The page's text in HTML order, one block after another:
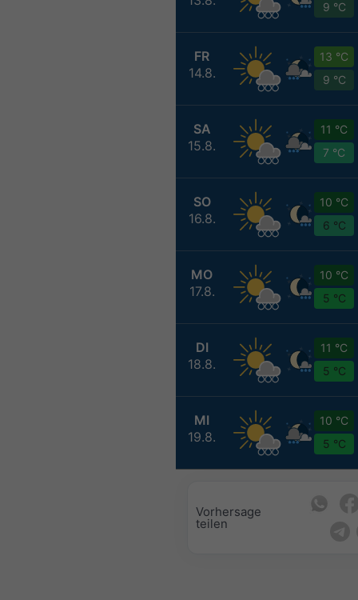
9 °C
FR
14.8.
13 °C
9 °C
SA
15.8.
11 °C
7 °C
SO
16.8.
10 °C
6 °C
MO
17.8.
10 °C
5 °C
DI
18.8.
11 °C
5 °C
MI
19.8.
10 °C
5 °C
Vorhersage
teilen